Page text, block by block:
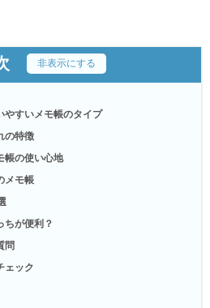
非表示にする
やすいメモ帳のタイプ
の特徴
帳の使い心地
メモ帳
ちが便利？
問
ェック